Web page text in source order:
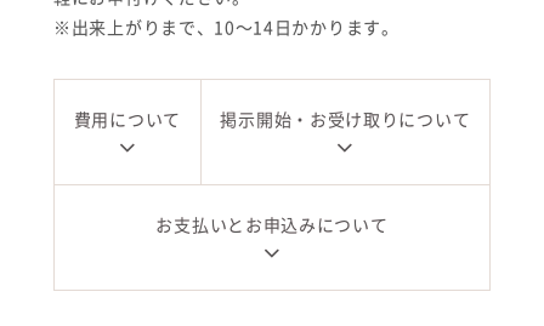
※出来上がりまで、10～14日かかります。
費用について 掲示開始・お受け取りについて
お支払いとお申込みについて